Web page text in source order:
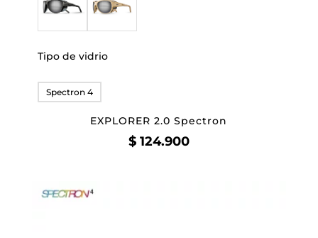
Tipo de vidrio
Spectron 4
EXPLORER 2.0 Spectron
$124.900